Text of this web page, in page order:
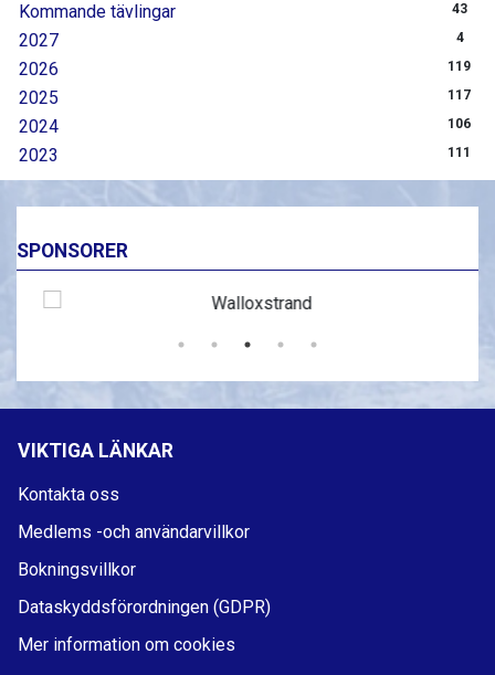
Kommande tävlingar 43
2027 4
2026 119
2025 117
2024 106
2023 111
SPONSORER
VIKTIGA LÄNKAR
Kontakta oss
Medlems -och användarvillkor
Bokningsvillkor
Dataskyddsförordningen (GDPR)
Mer information om cookies